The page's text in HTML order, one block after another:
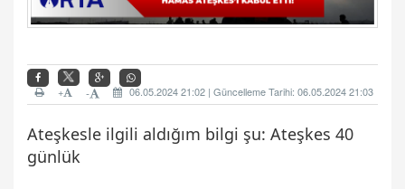
06.05.2024 21:02 | Güncelleme Tarihi: 06.05.2024 21:03
-
+
Ateşkesle ilgili aldığım bilgi şu: Ateşkes 40
günlük